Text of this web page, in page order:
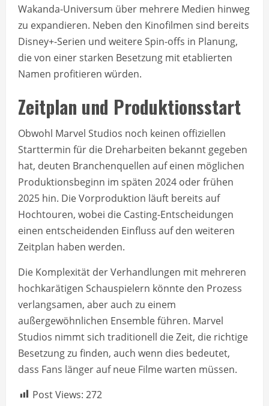
Wakanda-Universum über mehrere Medien hinweg
zu expandieren. Neben den Kinofilmen sind bereits
Disney+-Serien und weitere Spin-offs in Planung,
die von einer starken Besetzung mit etablierten
Namen profitieren würden.
Zeitplan und Produktionsstart
Obwohl Marvel Studios noch keinen offiziellen
Starttermin für die Dreharbeiten bekannt gegeben
hat, deuten Branchenquellen auf einen möglichen
Produktionsbeginn im späten 2024 oder frühen
2025 hin. Die Vorproduktion läuft bereits auf
Hochtouren, wobei die Casting-Entscheidungen
einen entscheidenden Einfluss auf den weiteren
Zeitplan haben werden.
Die Komplexität der Verhandlungen mit mehreren
hochkarätigen Schauspielern könnte den Prozess
verlangsamen, aber auch zu einem
außergewöhnlichen Ensemble führen. Marvel
Studios nimmt sich traditionell die Zeit, die richtige
Besetzung zu finden, auch wenn dies bedeutet,
dass Fans länger auf neue Filme warten müssen.
Post Views: 272